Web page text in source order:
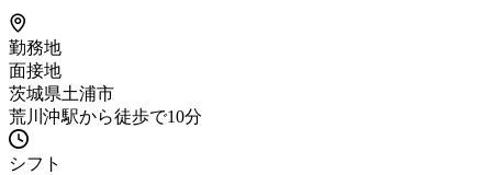
勤務地
面接地
茨城県土浦市
荒川沖駅から徒歩で10分
シフト